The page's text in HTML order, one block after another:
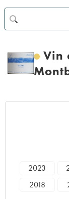
Vin
2023
2018